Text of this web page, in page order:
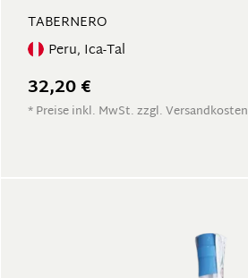
TABERNERO
Peru, Ica-Tal
32,20 €
* Preise inkl. MwSt. zzgl. Versandkosten